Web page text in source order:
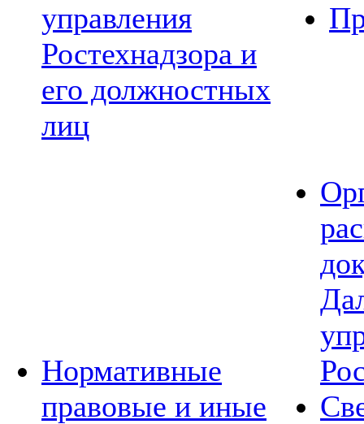
управления
Ростехнадзора и
его должностных
лиц
Нормативные
правовые и иные